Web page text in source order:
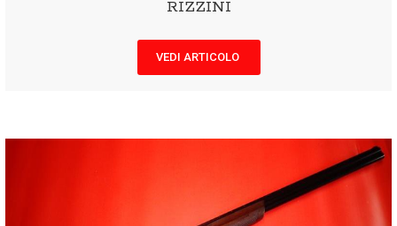
RIZZINI
VEDI ARTICOLO